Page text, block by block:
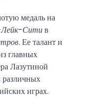
медаль на
Лейк-Ситив
. Ее талант и
главных
Лазутиной
различных
играх.